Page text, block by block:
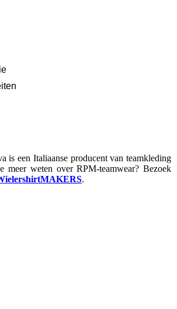
is een Italiaanse producent van teamkleding
meer weten over RPM‑teamwear? Bezoek
.